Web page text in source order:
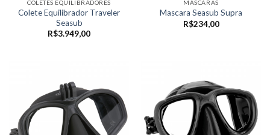
COLETES EQUILIBRADORES
Colete Equilibrador Traveler
Seasub
R$3.949,00
MÁSCARAS
Mascara Seasub Supra
R$234,00